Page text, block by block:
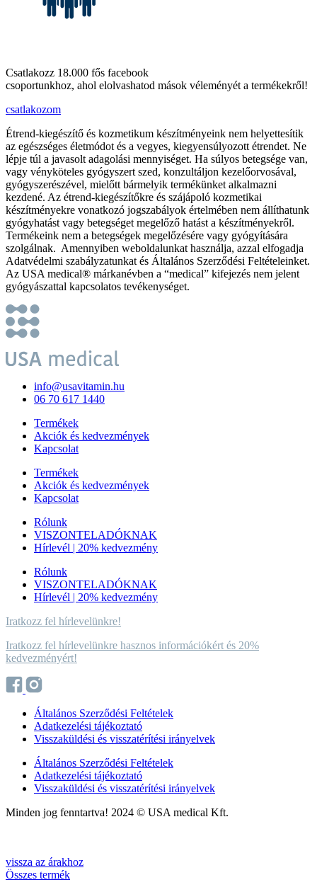
Csatlakozz 18.000 fős facebook
csoportunkhoz, ahol elolvashatod mások véleményét a termékekről!
csatlakozom
Étrend-kiegészítő és kozmetikum készítményeink nem helyettesítik
az egészséges életmódot és a vegyes, kiegyensúlyozott étrendet. Ne
lépje túl a javasolt adagolási mennyiséget. Ha súlyos betegsége van,
vagy vényköteles gyógyszert szed, konzultáljon kezelőorvosával,
gyógyszerészével, mielőtt bármelyik termékünket alkalmazni
kezdené. Az étrend-kiegészítőkre és szájápoló kozmetikai
készítményekre vonatkozó jogszabályok értelmében nem állíthatunk
gyógyhatást vagy betegséget megelőző hatást a készítményekről.
Termékeink nem a betegségek megelőzésére vagy gyógyítására
szolgálnak. Amennyiben weboldalunkat használja, azzal elfogadja
Adatvédelmi szabályzatunkat és Általános Szerződési Feltételeinket.
Az USA medical® márkanévben a “medical” kifejezés nem jelent
gyógyászattal kapcsolatos tevékenységet.
info@usavitamin.hu
06 70 617 1440
Termékek
Akciók és kedvezmények
Kapcsolat
Termékek
Akciók és kedvezmények
Kapcsolat
Rólunk
VISZONTELADÓKNAK
Hírlevél | 20% kedvezmény
Rólunk
VISZONTELADÓKNAK
Hírlevél | 20% kedvezmény
Iratkozz fel hírlevelünkre!
Iratkozz fel hírlevelünkre hasznos információkért és 20%
kedvezményért!
Általános Szerződési Feltételek
Adatkezelési tájékoztató
Visszaküldési és visszatérítési irányelvek
Általános Szerződési Feltételek
Adatkezelési tájékoztató
Visszaküldési és visszatérítési irányelvek
Minden jog fenntartva! 2024 © USA medical Kft.
vissza az árakhoz
Összes termék